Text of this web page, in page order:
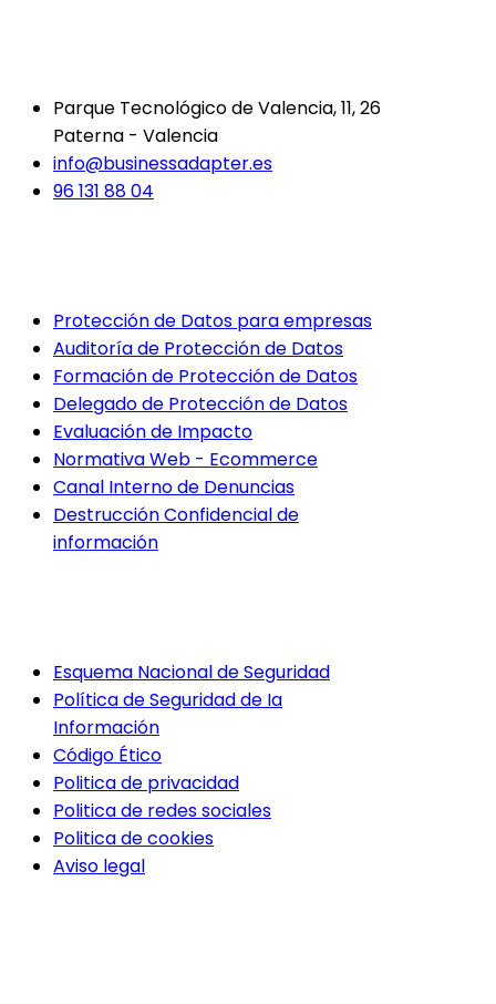
Parque Tecnológico de Valencia, 11, 26
Paterna - Valencia
info@businessadapter.es
96 131 88 04
Protección de Datos para empresas
Auditoría de Protección de Datos
Formación de Protección de Datos
Delegado de Protección de Datos
Evaluación de Impacto
Normativa Web - Ecommerce
Canal Interno de Denuncias
Destrucción Confidencial de
información
Esquema Nacional de Seguridad
Política de Seguridad de Ia
Información
Código Ético
Politica de privacidad
Politica de redes sociales
Politica de cookies
Aviso legal